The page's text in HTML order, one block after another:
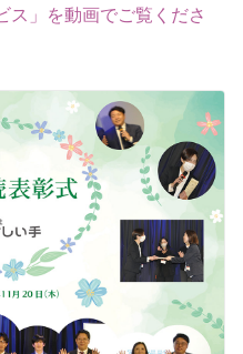
ス」を動画でご覧くださ